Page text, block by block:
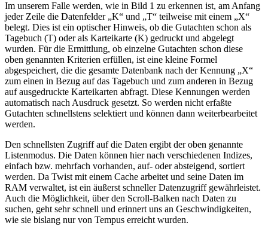
Im unserem Falle werden, wie in Bild 1 zu erkennen ist, am Anfang
jeder Zeile die Datenfelder „K“ und „T“ teilweise mit einem „X“
belegt. Dies ist ein optischer Hinweis, ob die Gutachten schon als
Tagebuch (T) oder als Karteikarte (K) gedruckt und abgelegt
wurden. Für die Ermittlung, ob einzelne Gutachten schon diese
oben genannten Kriterien erfüllen, ist eine kleine Formel
abgespeichert, die die gesamte Datenbank nach der Kennung „X“
zum einen in Bezug auf das Tagebuch und zum anderen in Bezug
auf ausgedruckte Karteikarten abfragt. Diese Kennungen werden
automatisch nach Ausdruck gesetzt. So werden nicht erfaßte
Gutachten schnellstens selektiert und können dann weiterbearbeitet
werden.
Den schnellsten Zugriff auf die Daten ergibt der oben genannte
Listenmodus. Die Daten können hier nach verschiedenen Indizes,
einfach bzw. mehrfach vorhanden, auf- oder absteigend, sortiert
werden. Da Twist mit einem Cache arbeitet und seine Daten im
RAM verwaltet, ist ein äußerst schneller Datenzugriff gewährleistet.
Auch die Möglichkeit, über den Scroll-Balken nach Daten zu
suchen, geht sehr schnell und erinnert uns an Geschwindigkeiten,
wie sie bislang nur von Tempus erreicht wurden.